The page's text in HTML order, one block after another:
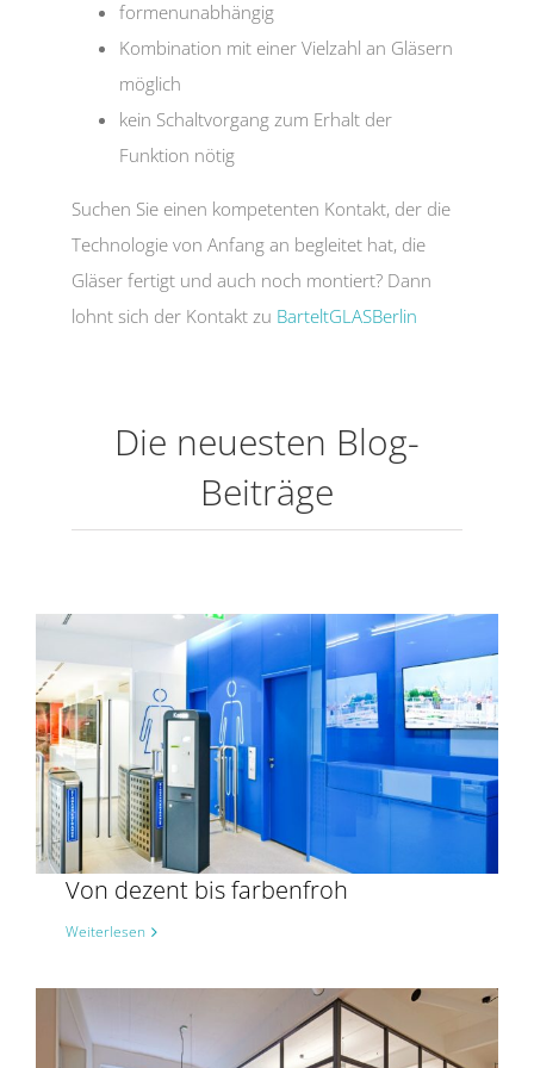
formenunabhängig
Kombination mit einer Vielzahl an Gläsern
möglich
kein Schaltvorgang zum Erhalt der
Funktion nötig
Suchen Sie einen kompetenten Kontakt, der die
Technologie von Anfang an begleitet hat, die
Gläser fertigt und auch noch montiert? Dann
lohnt sich der Kontakt zu BarteltGLASBerlin
Die neuesten Blog-
Beiträge
Von dezent bis farbenfroh
Weiterlesen